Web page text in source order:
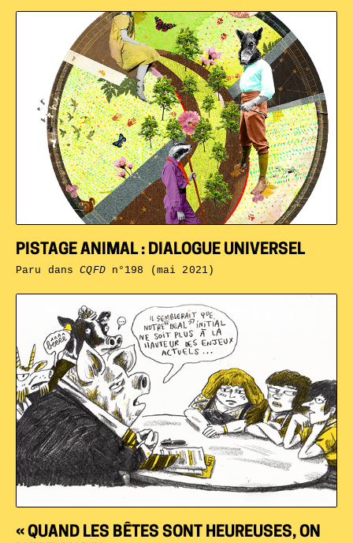
« QUAND LES BÊTES SONT HEUREUSES, ON
PISTAGE ANIMAL : DIALOGUE UNIVERSEL
Paru dansCQFDn°198 (mai 2021)